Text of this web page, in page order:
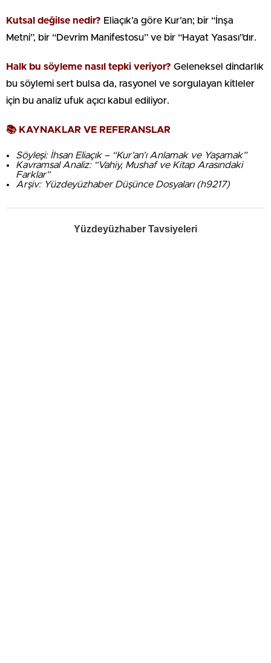
Kutsal değilse nedir? Eliaçık’a göre Kur’an; bir “İnşa
Metni”, bir “Devrim Manifestosu” ve bir “Hayat Yasası”dır.
Halk bu söyleme nasıl tepki veriyor? Geleneksel dindarlık
bu söylemi sert bulsa da, rasyonel ve sorgulayan kitleler
için bu analiz ufuk açıcı kabul ediliyor.
📚 KAYNAKLAR VE REFERANSLAR
Söyleşi: İhsan Eliaçık – “Kur’an’ı Anlamak ve Yaşamak”
Kavramsal Analiz: “Vahiy, Mushaf ve Kitap Arasındaki
Farklar”
Arşiv: Yüzdeyüzhaber Düşünce Dosyaları (h9217)
Yüzdeyüzhaber Tavsiyeleri